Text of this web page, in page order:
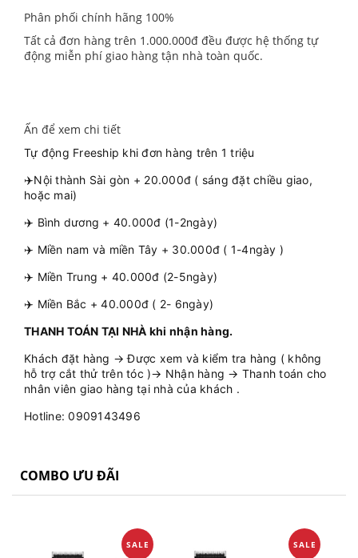
Phân phối chính hãng 100%
Tất cả đơn hàng trên 1.000.000đ đều được hệ thống tự
động miễn phí giao hàng tận nhà toàn quốc.
Ấn để xem chi tiết
Tự động Freeship khi đơn hàng trên 1 triệu
✈️Nội thành Sài gòn + 20.000đ ( sáng đặt chiều giao,
hoặc mai)
✈️ Bình dương + 40.000đ (1-2ngày)
✈️ Miền nam và miền Tây + 30.000đ ( 1-4ngày )
✈️ Miền Trung + 40.000đ (2-5ngày)
✈️ Miền Bắc + 40.000đ ( 2- 6ngày)
THANH TOÁN TẠI NHÀ khi nhận hàng.
Khách đặt hàng → Được xem và kiểm tra hàng ( không
hỗ trợ cắt thử trên tóc )→ Nhận hàng → Thanh toán cho
nhân viên giao hàng tại nhà của khách .
Hotline: 0909143496
COMBO ƯU ĐÃI
SALE SALE